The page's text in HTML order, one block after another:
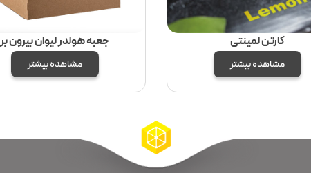
کارتن لمینتی
مشاهده بیشتر
جعبه هولدر لیوان بیرون بر
مشاهده بیشتر